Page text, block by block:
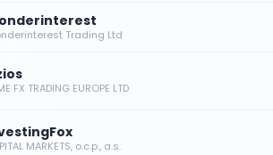
Trading Ltd
FX TRADING EUROPE LTD
MARKETS, o.c.p., a.s.